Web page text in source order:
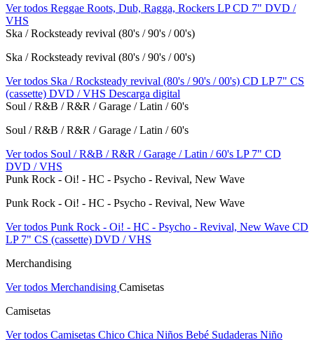
Ver todos Reggae Roots, Dub, Ragga, Rockers LPCD 7" DVD /
VHS
Ska / Rocksteady revival (80's / 90's / 00's)
Ska / Rocksteady revival (80's / 90's / 00's)
Ver todos Ska / Rocksteady revival (80's / 90's / 00's) CD LP 7" CS
(cassette) DVD / VHS Descarga digital
Soul / R&B / R&R / Garage / Latin / 60's
Soul / R&B / R&R / Garage / Latin / 60's
Ver todos Soul / R&B / R&R / Garage / Latin / 60's LP 7" CD
DVD / VHS
Punk Rock - Oi! - HC - Psycho - Revival, New Wave
Punk Rock - Oi! - HC - Psycho - Revival, New Wave
Ver todos Punk Rock - Oi! - HC - Psycho - Revival, New Wave CD
LP 7" CS (cassette) DVD / VHS
Merchandising
Ver todos Merchandising Camisetas
Camisetas
Ver todos Camisetas Chico Chica Niños Bebé Sudaderas Niño